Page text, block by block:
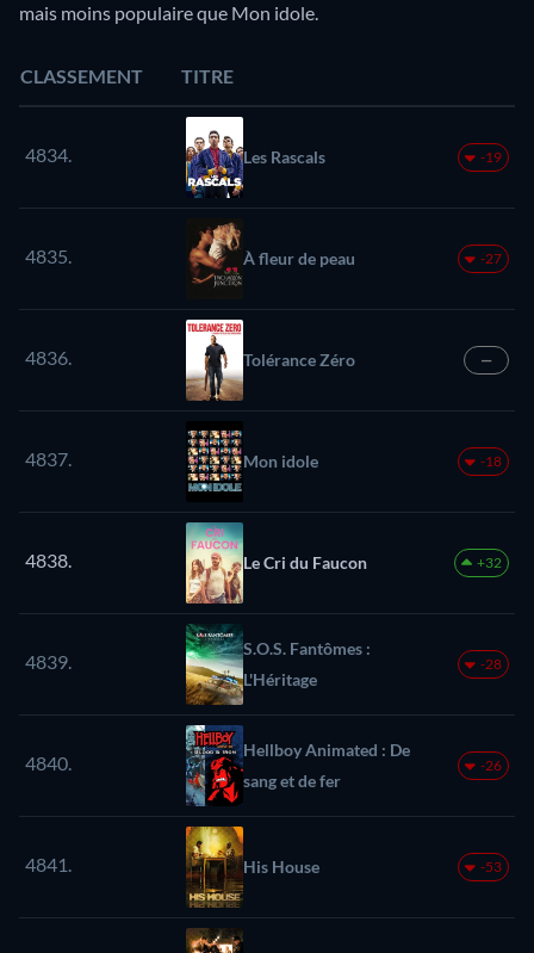
mais moins populaire que Mon idole.
CLASSEMENT TITRE
4834. Les Rascals -19
4835. À fleur de peau -27
4836. Tolérance Zéro —
4837. Mon idole -18
4838. Le Cri du Faucon +32
4839.
S.O.S. Fantômes :
L'Héritage
-28
4840.
Hellboy Animated : De
sang et de fer
-26
4841. His House -53